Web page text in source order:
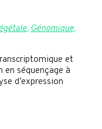
,Génomique,
et
en séquençage à
d’expression